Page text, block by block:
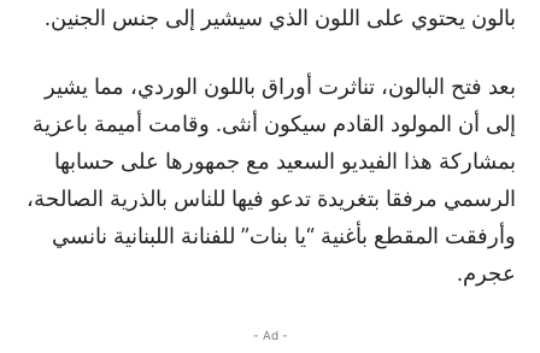
بالون يحتوي على اللون الذي سيشير إلى جنس الجنين.
بعد فتح البالون، تناثرت أوراق باللون الوردي، مما يشير
إلى أن المولود القادم سيكون أنثى. وقامت أميمة باعزية
بمشاركة هذا الفيديو السعيد مع جمهورها على حسابها
الرسمي مرفقا بتغريدة تدعو فيها للناس بالذرية الصالحة،
وأرفقت المقطع بأغنية “يا بنات” للفنانة اللبنانية نانسي
عجرم.
- Ad -